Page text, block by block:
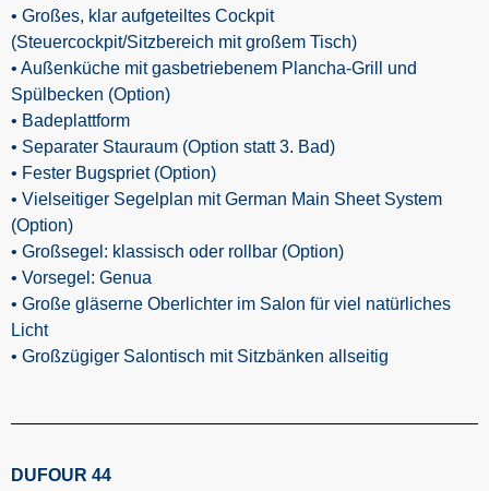
• Großes, klar aufgeteiltes Cockpit
(Steuercockpit/Sitzbereich mit großem Tisch)
• Außenküche mit gasbetriebenem Plancha-Grill und
Spülbecken (Option)
• Badeplattform
• Separater Stauraum (Option statt 3. Bad)
• Fester Bugspriet (Option)
• Vielseitiger Segelplan mit German Main Sheet System
(Option)
• Großsegel: klassisch oder rollbar (Option)
• Vorsegel: Genua
• Große gläserne Oberlichter im Salon für viel natürliches
Licht
• Großzügiger Salontisch mit Sitzbänken allseitig
DUFOUR 44